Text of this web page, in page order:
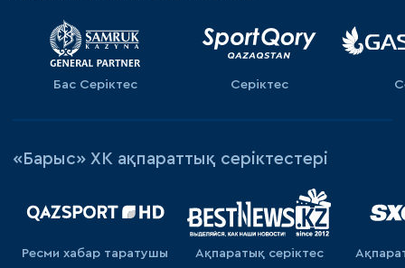
Бас Серіктес Серіктес
«Барыс» ХК ақпараттық серіктестері
Ресми хабар таратушы Ақпаратық серiктес